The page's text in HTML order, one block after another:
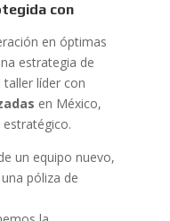
con
en óptimas
estrategia de
líder con
en México,
un equipo nuevo,
póliza de